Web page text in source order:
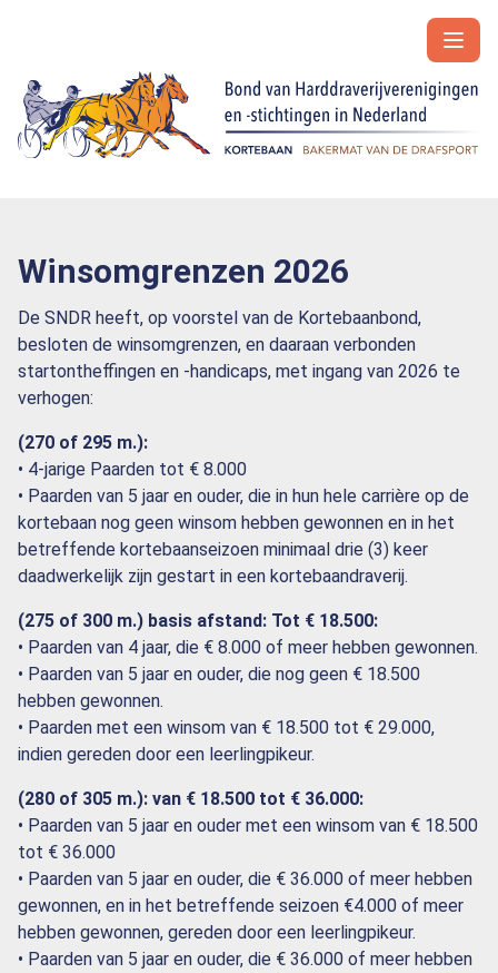
Winsomgrenzen 2026
De SNDR heeft, op voorstel van de Kortebaanbond,
besloten de winsomgrenzen, en daaraan verbonden
startontheffingen en -handicaps, met ingang van 2026 te
verhogen:
(270 of 295 m.):
• 4-jarige Paarden tot € 8.000
• Paarden van 5 jaar en ouder, die in hun hele carrière op de
kortebaan nog geen winsom hebben gewonnen en in het
betreffende kortebaanseizoen minimaal drie (3) keer
daadwerkelijk zijn gestart in een kortebaandraverij.
(275 of 300 m.) basis afstand: Tot € 18.500:
• Paarden van 4 jaar, die € 8.000 of meer hebben gewonnen.
• Paarden van 5 jaar en ouder, die nog geen € 18.500
hebben gewonnen.
• Paarden met een winsom van € 18.500 tot € 29.000,
indien gereden door een leerlingpikeur.
(280 of 305 m.): van € 18.500 tot € 36.000:
• Paarden van 5 jaar en ouder met een winsom van € 18.500
tot € 36.000
• Paarden van 5 jaar en ouder, die € 36.000 of meer hebben
gewonnen, en in het betreffende seizoen €4.000 of meer
hebben gewonnen, gereden door een leerlingpikeur.
• Paarden van 5 jaar en ouder, die € 36.000 of meer hebben